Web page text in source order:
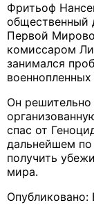
Фритьоф
общественный
Первой
комиссаром
занимался
Он
спас от
дальнейшем по
получить
мира.